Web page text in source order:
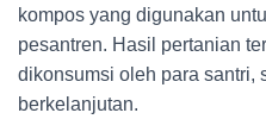
kompos yang digunakan
pesantren. Hasil pertanian
dikonsumsi oleh para santri,
berkelanjutan.